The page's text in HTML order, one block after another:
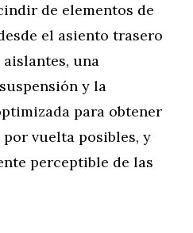
de elementos de
el asiento trasero
una
y la
para obtener
vuelta posibles, y
perceptible de las